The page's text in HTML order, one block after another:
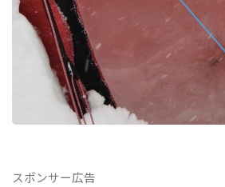
スポンサー広告